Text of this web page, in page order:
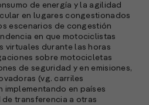
de energía y la agilidad
en lugares congestionados
escenarios de congestión
en que motociclistas
virtuales durante las horas
sobre motocicletas
de seguridad y en emisiones,
(vg. carriles
implementando en países
transferencia a otras